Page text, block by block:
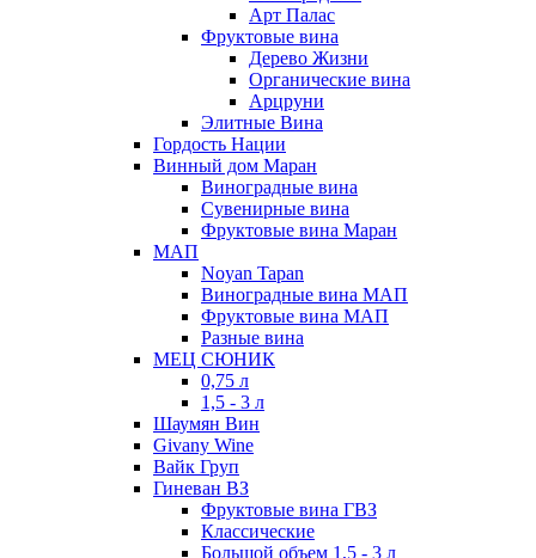
Арт Палас
Фруктовые вина
Дерево Жизни
Органические вина
Арцруни
Элитные Вина
Гордость Нации
Винный дом Маран
Виноградные вина
Сувенирные вина
Фруктовые вина Маран
МАП
Noyan Tapan
Виноградные вина МАП
Фруктовые вина МАП
Разные вина
МЕЦ СЮНИК
0,75 л
1,5 - 3 л
Шаумян Вин
Givany Wine
Вайк Груп
Гиневан ВЗ
Фруктовые вина ГВЗ
Классические
Большой объем 1,5 - 3 л